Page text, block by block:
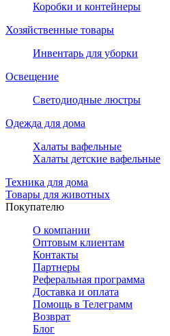
Коробки и контейнеры
Хозяйственные товары
Инвентарь для уборки
Освещение
Светодиодные люстры
Одежда для дома
Халаты вафельные
Халаты детские вафельные
Техника для дома
Товары для животных
Покупателю
О компании
Оптовым клиентам
Контакты
Партнеры
Реферальная программа
Доставка и оплата
Помощь в Телеграмм
Возврат
Блог